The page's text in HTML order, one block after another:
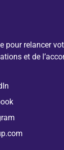
pour relancer
et de